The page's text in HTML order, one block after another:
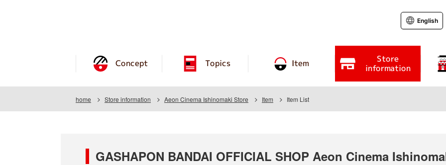
Concept Topics Item Store
information
English
home Store information Aeon Cinema Ishinomaki Store Item Item List
GASHAPON BANDAI OFFICIAL SHOP Aeon Cinema